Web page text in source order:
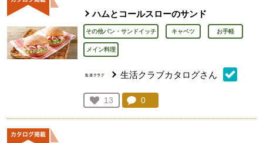
ハムとコールスローのサンド
その他パン・サンドイッチ キャベツ お手軽
メイン料理
生活クラブカタログさん
お気に入り登録：
13
人が登録
コメント：
0